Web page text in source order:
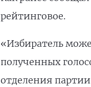
рейтинговое.
«Избиратель
полученных
отделения